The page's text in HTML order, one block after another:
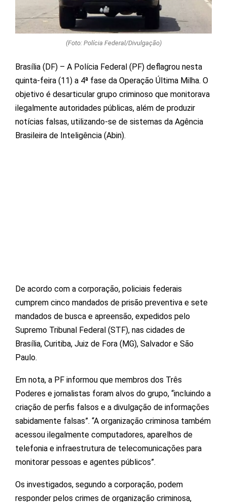
(Foto: Polícia Federal/Divulgação)
Brasília (DF) – A Polícia Federal (PF) deflagrou nesta
quinta-feira (11) a 4ª fase da Operação Última Milha. O
objetivo é desarticular grupo criminoso que monitorava
ilegalmente autoridades públicas, além de produzir
notícias falsas, utilizando-se de sistemas da Agência
Brasileira de Inteligência (Abin).
De acordo com a corporação, policiais federais
cumprem cinco mandados de prisão preventiva e sete
mandados de busca e apreensão, expedidos pelo
Supremo Tribunal Federal (STF), nas cidades de
Brasília, Curitiba, Juiz de Fora (MG), Salvador e São
Paulo.
Em nota, a PF informou que membros dos Três
Poderes e jornalistas foram alvos do grupo, “incluindo a
criação de perfis falsos e a divulgação de informações
sabidamente falsas”. “A organização criminosa também
acessou ilegalmente computadores, aparelhos de
telefonia e infraestrutura de telecomunicações para
monitorar pessoas e agentes públicos”.
Os investigados, segundo a corporação, podem
responder pelos crimes de organização criminosa,